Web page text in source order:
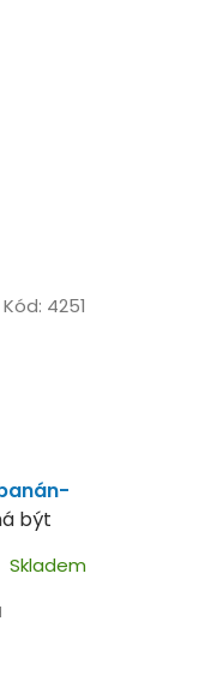
být
Skladem
Kód: 4251